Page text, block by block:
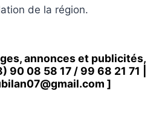
de la région.
annonces et publicités,
90 08 58 17 / 99 68 21 71
]